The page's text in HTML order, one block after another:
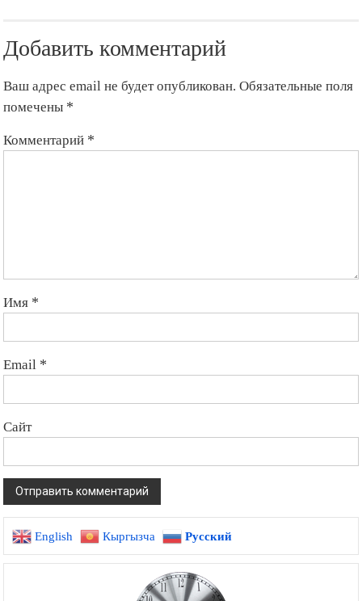
Добавить комментарий
Ваш адрес email не будет опубликован. Обязательные поля
помечены *
Комментарий *
Имя *
Email *
Сайт
English Кыргызча Русский